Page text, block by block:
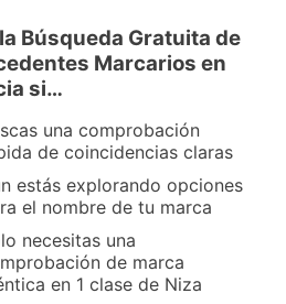
Búsqueda Gratuita de
Marcarios en
si…
una comprobación
de coincidencias claras
estás explorando opciones
el nombre de tu marca
necesitas una
de marca
en 1 clase de Niza